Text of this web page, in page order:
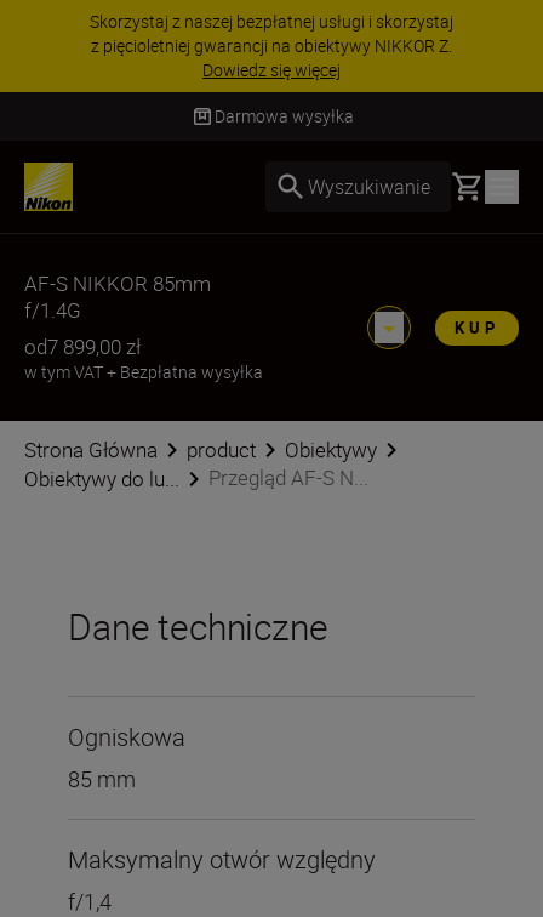
Skorzystaj z naszej bezpłatnej usługi i skorzystaj
z pięcioletniej gwarancji na obiektywy NIKKOR Z.
Dowiedz się więcej
Darmowa wysyłka
Wyszukiwanie Basket
AF-S NIKKOR 85mm
f/1.4G
od7 899,00 zł
w tym VAT+ Bezpłatna wysyłka
KUP
Strona Główna product
Obiektywy
Obiektywy do lu...
Przegląd AF-S N...
Dane techniczne
Ogniskowa
85 mm
Maksymalny otwór względny
f/1,4